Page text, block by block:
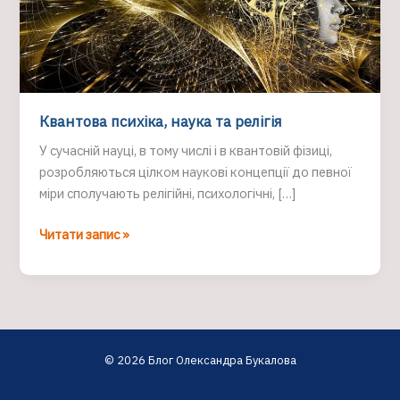
Квантова психіка, наука та релігія
У сучасній науці, в тому числі і в квантовій фізиці,
розробляються цілком наукові концепції до певної
міри сполучають релігійні, психологічні, […]
Квантова
наука
Читати запис »
© 2026 Блог Олександра Букалова